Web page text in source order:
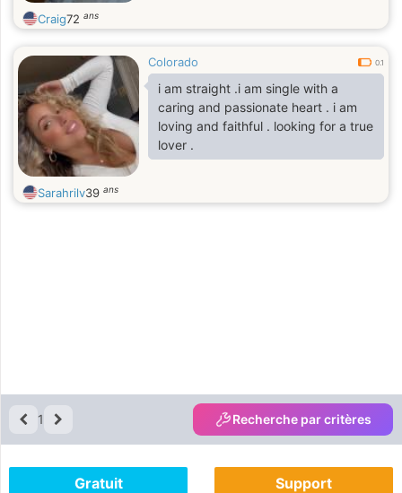
Craig72 ans
Colorado 0.1
i am straight .i am single with a
caring and passionate heart . i am
loving and faithful . looking for a true
lover .
Sarahrilv39 ans
1 Recherche par critères
Gratuit Support